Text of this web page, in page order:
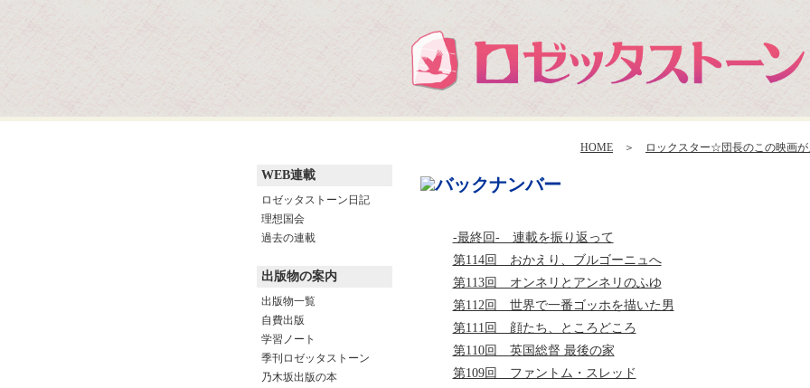
WEB連載
ロゼッタストーン日記
理想国会
過去の連載
出版物の案内
出版物一覧
自費出版
学習ノート
季刊ロゼッタストーン
乃木坂出版の本
HOME ＞ ロックスター☆団長のこの映画が
-最終回- 連載を振り返って
第114回 おかえり、ブルゴーニュへ
第113回 オンネリとアンネリのふゆ
第112回 世界で一番ゴッホを描いた男
第111回 顔たち、ところどころ
第110回 英国総督 最後の家
第109回 ファントム・スレッド